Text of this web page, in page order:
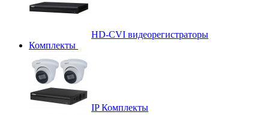
HD-CVI видеорегистраторы
Комплекты
IP Комплекты